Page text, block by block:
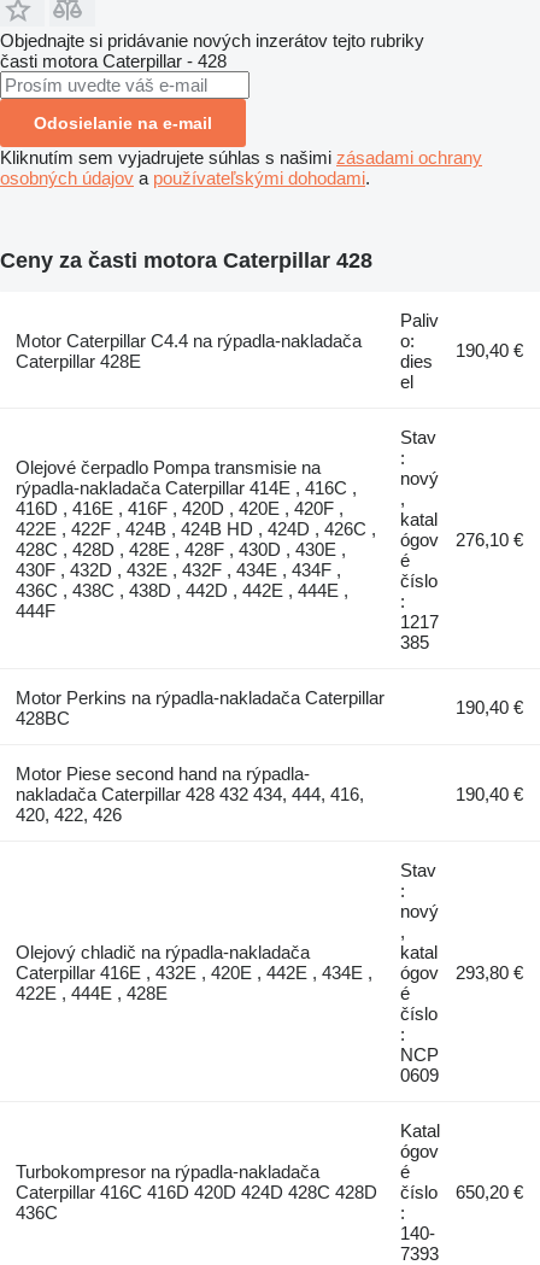
Objednajte si pridávanie nových inzerátov tejto rubriky
časti motora Caterpillar - 428
Odosielanie na e-mail
Kliknutím sem vyjadrujete súhlas s našimi zásadami ochrany
osobných údajov a používateľskými dohodami.
Ceny za časti motora Caterpillar 428
Motor Caterpillar C4.4 na rýpadla-nakladača
Caterpillar 428E
Paliv
o:
dies
el
190,40 €
Olejové čerpadlo Pompa transmisie na
rýpadla-nakladača Caterpillar 414E , 416C ,
416D , 416E , 416F , 420D , 420E , 420F ,
422E , 422F , 424B , 424B HD , 424D , 426C ,
428C , 428D , 428E , 428F , 430D , 430E ,
430F , 432D , 432E , 432F , 434E , 434F ,
436C , 438C , 438D , 442D , 442E , 444E ,
444F
Stav
:
nový
,
katal
ógov
é
číslo
:
1217
385
276,10 €
Motor Perkins na rýpadla-nakladača Caterpillar
428BC
190,40 €
Motor Piese second hand na rýpadla-
nakladača Caterpillar 428 432 434, 444, 416,
420, 422, 426
190,40 €
Olejový chladič na rýpadla-nakladača
Caterpillar 416E , 432E , 420E , 442E , 434E ,
422E , 444E , 428E
Stav
:
nový
,
katal
ógov
é
číslo
:
NCP
0609
293,80 €
Turbokompresor na rýpadla-nakladača
Caterpillar 416C 416D 420D 424D 428C 428D
436C
Katal
ógov
é
číslo
:
140-
7393
650,20 €